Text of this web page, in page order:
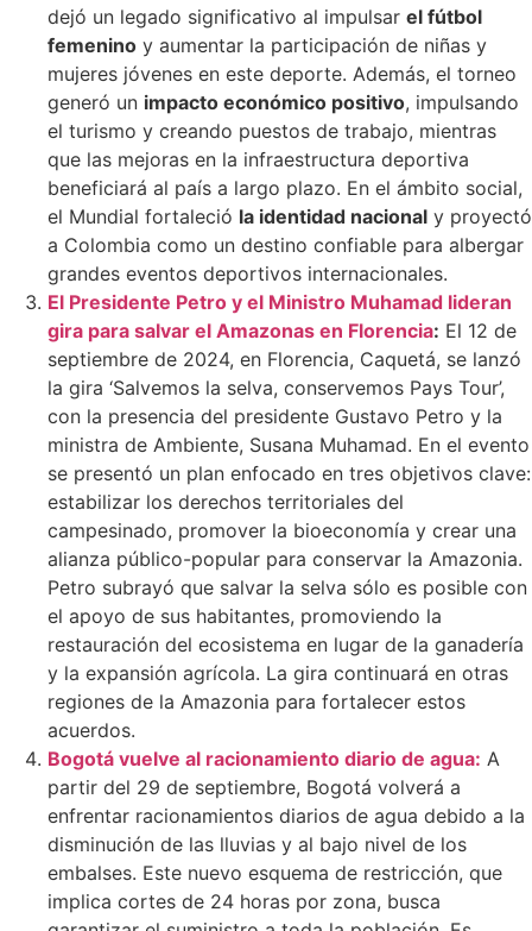
dejó un legado significativo al impulsar el fútbol
femenino y aumentar la participación de niñas y
mujeres jóvenes en este deporte. Además, el torneo
generó un impacto económico positivo, impulsando
el turismo y creando puestos de trabajo, mientras
que las mejoras en la infraestructura deportiva
beneficiará al país a largo plazo. En el ámbito social,
el Mundial fortaleció la identidad nacional y proyectó
a Colombia como un destino confiable para albergar
grandes eventos deportivos internacionales.
El Presidente Petro y el Ministro Muhamad lideran
gira para salvar el Amazonas en Florencia: El 12 de
septiembre de 2024, en Florencia, Caquetá, se lanzó
la gira ‘Salvemos la selva, conservemos Pays Tour’,
con la presencia del presidente Gustavo Petro y la
ministra de Ambiente, Susana Muhamad. En el evento
se presentó un plan enfocado en tres objetivos clave:
estabilizar los derechos territoriales del
campesinado, promover la bioeconomía y crear una
alianza público-popular para conservar la Amazonia.
Petro subrayó que salvar la selva sólo es posible con
el apoyo de sus habitantes, promoviendo la
restauración del ecosistema en lugar de la ganadería
y la expansión agrícola. La gira continuará en otras
regiones de la Amazonia para fortalecer estos
acuerdos.
Bogotá vuelve al racionamiento diario de agua: A
partir del 29 de septiembre, Bogotá volverá a
enfrentar racionamientos diarios de agua debido a la
disminución de las lluvias y al bajo nivel de los
embalses. Este nuevo esquema de restricción, que
implica cortes de 24 horas por zona, busca